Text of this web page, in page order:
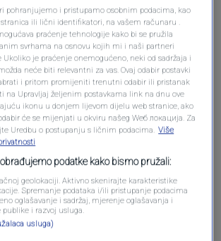
Pošalji komentar
Oglas
pohranjujemo i pristupamo osobnim podacima, kao
ili lični identifikatori, na vašem računaru .
praćenje tehnologije kako bi se pružila
svrhama na osnovu kojih mi i naši partneri
Ukoliko je praćenje onemogućeno, neki od sadržaja i
neće biti relevantni za vas. Ovaj odabir postavki
i pritom promijeniti trenutni odabir ili pristanak
na Upravljaj željenim postavkama link na dnu ove
ikonu u donjem lijevom dijelu web stranice, ako
će se mijenjati u okviru našeg Wеб локација. Za
Uredbu o postupanju s ličnim podacima. Više
podatke kako bismo pružali:
geolokaciji. Aktivno skenirajte karakteristike
Spremanje podataka i/ili pristupanje podacima
oglašavanje i sadržaj, mjerenje oglašavanja i
publike i razvoj usluga.
usluga)